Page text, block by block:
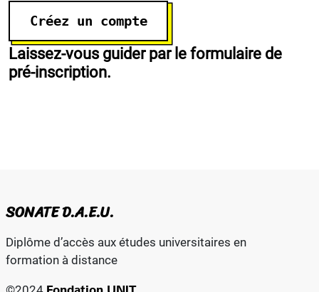
Créez un compte
Laissez-vous guider par le formulaire de
pré-inscription.
SONATE D.A.E.U.
Diplôme d’accès aux études universitaires en
formation à distance